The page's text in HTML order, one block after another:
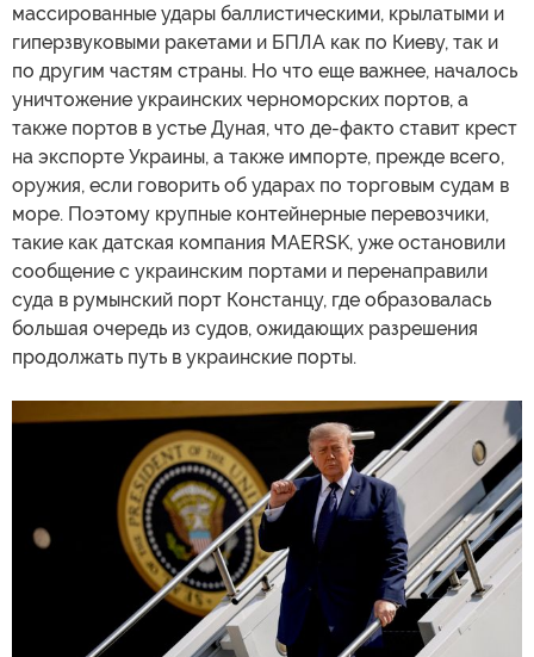
массированные удары баллистическими, крылатыми и
гиперзвуковыми ракетами и БПЛА как по Киеву, так и
по другим частям страны. Но что еще важнее, началось
уничтожение украинских черноморских портов, а
также портов в устье Дуная, что де-факто ставит крест
на экспорте Украины, а также импорте, прежде всего,
оружия, если говорить об ударах по торговым судам в
море. Поэтому крупные контейнерные перевозчики,
такие как датская компания MAERSK, уже остановили
сообщение с украинским портами и перенаправили
суда в румынский порт Констанцу, где образовалась
большая очередь из судов, ожидающих разрешения
продолжать путь в украинские порты.